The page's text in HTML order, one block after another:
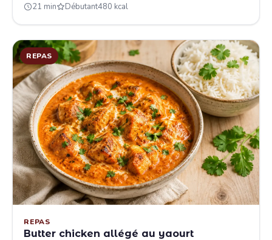
21 min Débutant480 kcal
REPAS
REPAS
Butter chicken allégé au yaourt